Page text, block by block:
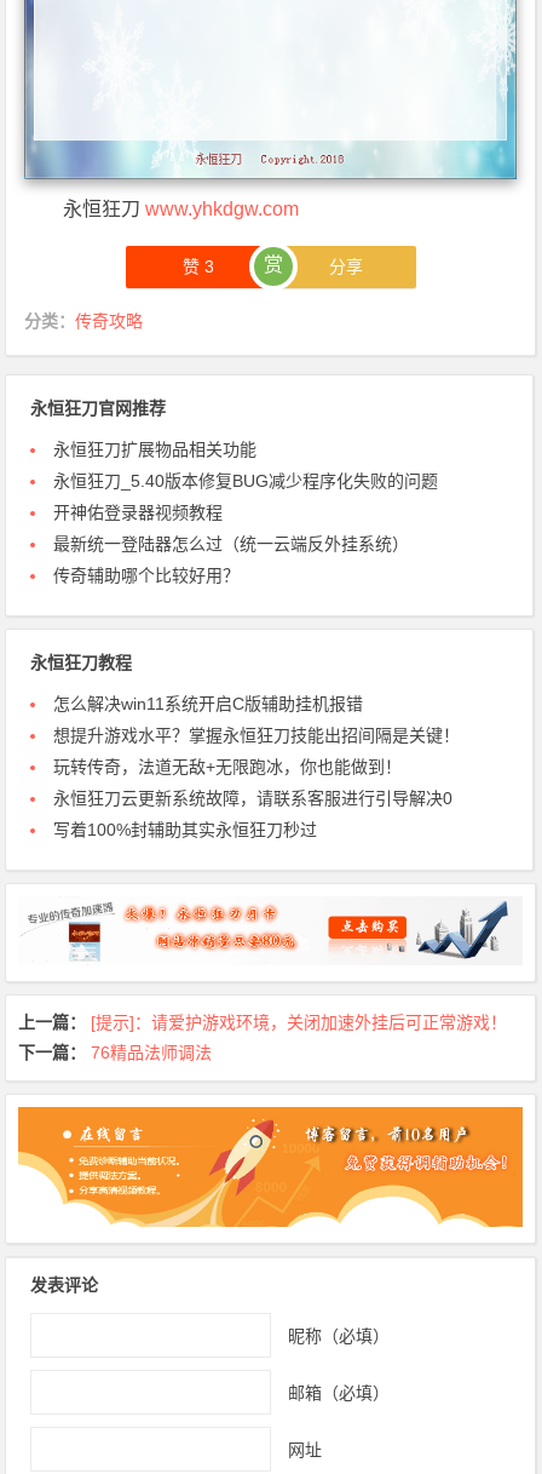
永恒狂刀www.yhkdgw.com
赞3 赏 分享
分类：传奇攻略
永恒狂刀官网推荐
永恒狂刀扩展物品相关功能
永恒狂刀_5.40版本修复BUG减少程序化失败的问题
开神佑登录器视频教程
最新统一登陆器怎么过（统一云端反外挂系统）
传奇辅助哪个比较好用？
永恒狂刀教程
怎么解决win11系统开启C版辅助挂机报错
想提升游戏水平？掌握永恒狂刀技能出招间隔是关键！
玩转传奇，法道无敌+无限跑冰，你也能做到！
永恒狂刀云更新系统故障，请联系客服进行引导解决0
写着100%封辅助其实永恒狂刀秒过
上一篇：
[提示]：请爱护游戏环境，关闭加速外挂后可正常游戏！
下一篇：
76精品法师调法
发表评论
昵称（必填）
邮箱（必填）
网址